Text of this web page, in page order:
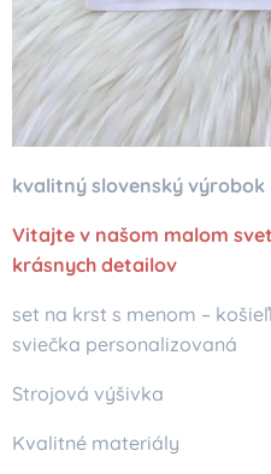
kvalitný slovenský výrobok
Vitajte v našom malom
krásnych detailov
set na krst s menom –
sviečka personalizovaná
Strojová výšivka
Kvalitné materiály